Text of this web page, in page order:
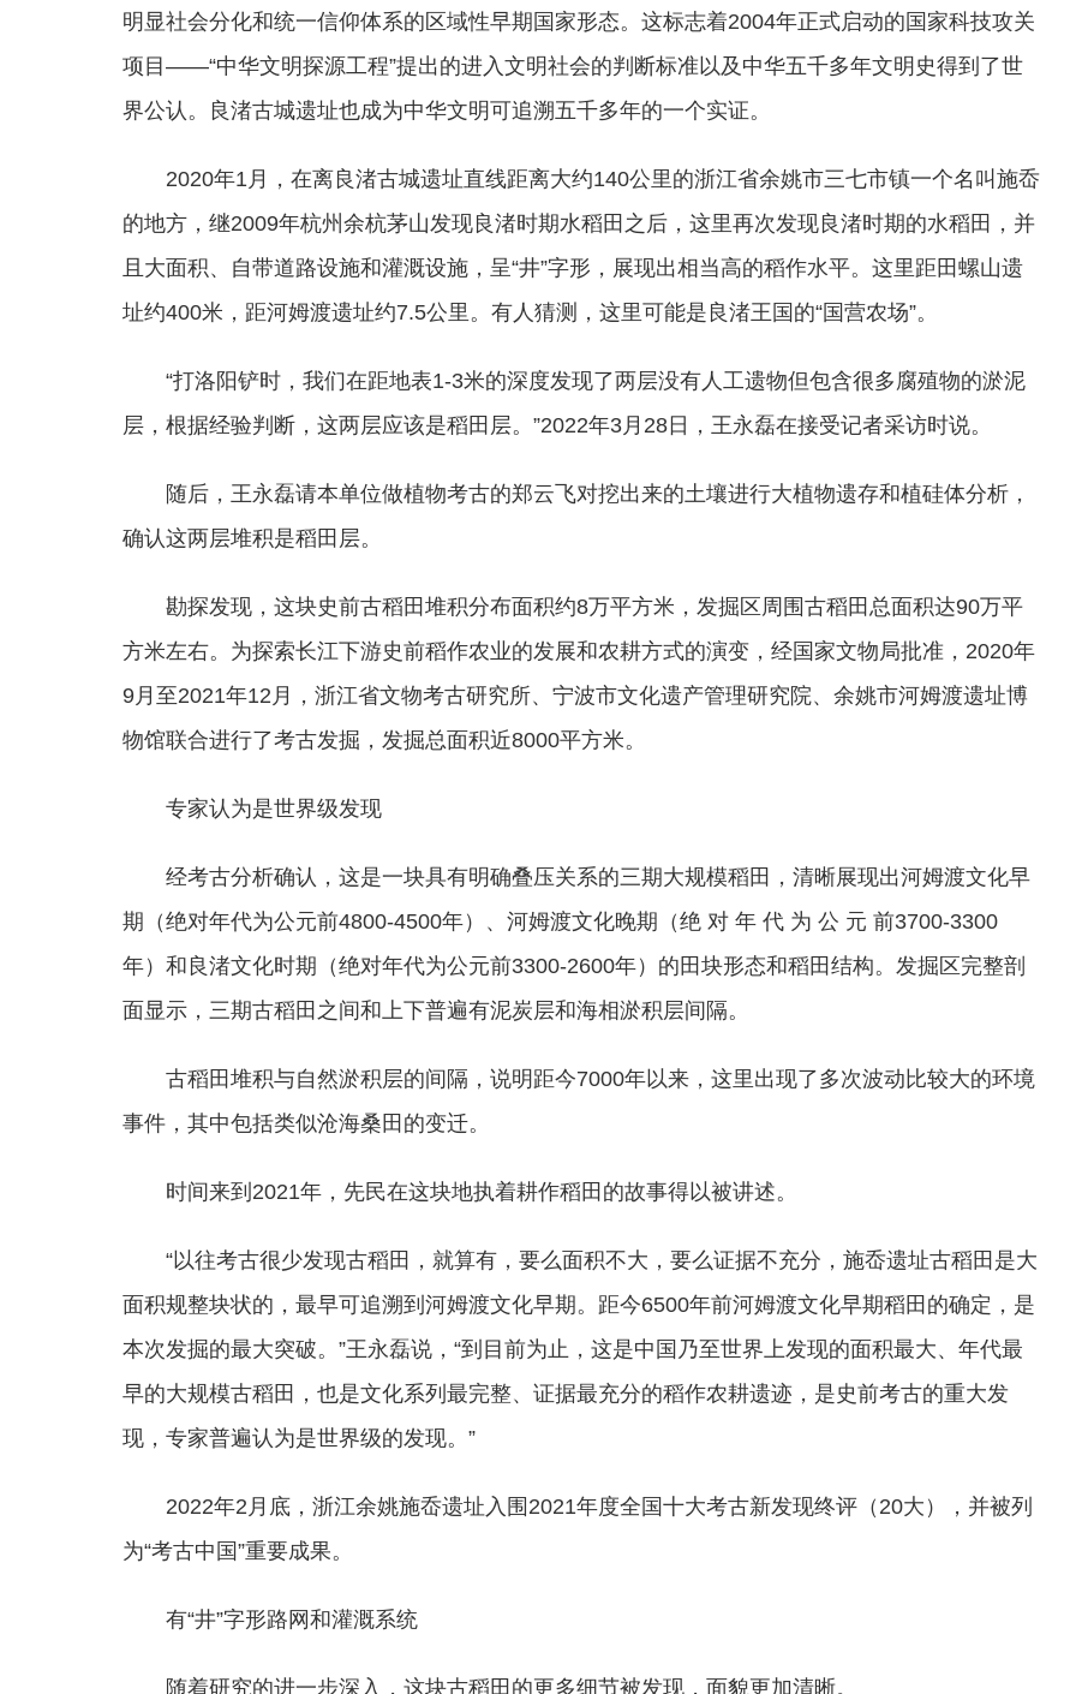
明显社会分化和统一信仰体系的区域性早期国家形态。这标志着2004年正式启动的国家科技攻关
项目——“中华文明探源工程”提出的进入文明社会的判断标准以及中华五千多年文明史得到了世
界公认。良渚古城遗址也成为中华文明可追溯五千多年的一个实证。
2020年1月，在离良渚古城遗址直线距离大约140公里的浙江省余姚市三七市镇一个名叫施岙
的地方，继2009年杭州余杭茅山发现良渚时期水稻田之后，这里再次发现良渚时期的水稻田，并
且大面积、自带道路设施和灌溉设施，呈“井”字形，展现出相当高的稻作水平。这里距田螺山遗
址约400米，距河姆渡遗址约7.5公里。有人猜测，这里可能是良渚王国的“国营农场”。
“打洛阳铲时，我们在距地表1-3米的深度发现了两层没有人工遗物但包含很多腐殖物的淤泥
层，根据经验判断，这两层应该是稻田层。”2022年3月28日，王永磊在接受记者采访时说。
随后，王永磊请本单位做植物考古的郑云飞对挖出来的土壤进行大植物遗存和植硅体分析，
确认这两层堆积是稻田层。
勘探发现，这块史前古稻田堆积分布面积约8万平方米，发掘区周围古稻田总面积达90万平
方米左右。为探索长江下游史前稻作农业的发展和农耕方式的演变，经国家文物局批准，2020年
9月至2021年12月，浙江省文物考古研究所、宁波市文化遗产管理研究院、余姚市河姆渡遗址博
物馆联合进行了考古发掘，发掘总面积近8000平方米。
专家认为是世界级发现
经考古分析确认，这是一块具有明确叠压关系的三期大规模稻田，清晰展现出河姆渡文化早
期（绝对年代为公元前4800-4500年）、河姆渡文化晚期（绝 对 年 代 为 公 元 前3700-3300
年）和良渚文化时期（绝对年代为公元前3300-2600年）的田块形态和稻田结构。发掘区完整剖
面显示，三期古稻田之间和上下普遍有泥炭层和海相淤积层间隔。
古稻田堆积与自然淤积层的间隔，说明距今7000年以来，这里出现了多次波动比较大的环境
事件，其中包括类似沧海桑田的变迁。
时间来到2021年，先民在这块地执着耕作稻田的故事得以被讲述。
“以往考古很少发现古稻田，就算有，要么面积不大，要么证据不充分，施岙遗址古稻田是大
面积规整块状的，最早可追溯到河姆渡文化早期。距今6500年前河姆渡文化早期稻田的确定，是
本次发掘的最大突破。”王永磊说，“到目前为止，这是中国乃至世界上发现的面积最大、年代最
早的大规模古稻田，也是文化系列最完整、证据最充分的稻作农耕遗迹，是史前考古的重大发
现，专家普遍认为是世界级的发现。”
2022年2月底，浙江余姚施岙遗址入围2021年度全国十大考古新发现终评（20大），并被列
为“考古中国”重要成果。
有“井”字形路网和灌溉系统
随着研究的进一步深入，这块古稻田的更多细节被发现，面貌更加清晰。